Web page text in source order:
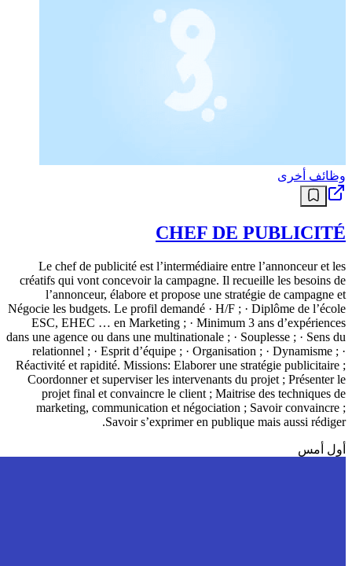
وظائف أخرى
CHEF DE PUBLICITÉ
Le chef de publicité est l’intermédiaire entre l’annonceur et les
créatifs qui vont concevoir la campagne. Il recueille les besoins de
l’annonceur, élabore et propose une stratégie de campagne et
Négocie les budgets. Le profil demandé · H/F ; · Diplôme de l’école
ESC, EHEC … en Marketing ; · Minimum 3 ans d’expériences
dans une agence ou dans une multinationale ; · Souplesse ; · Sens du
relationnel ; · Esprit d’équipe ; · Organisation ; · Dynamisme ; ·
Réactivité et rapidité. Missions: Elaborer une stratégie publicitaire ;
Coordonner et superviser les intervenants du projet ; Présenter le
projet final et convaincre le client ; Maitrise des techniques de
marketing, communication et négociation ; Savoir convaincre ;
Savoir s’exprimer en publique mais aussi rédiger.
أول أمس